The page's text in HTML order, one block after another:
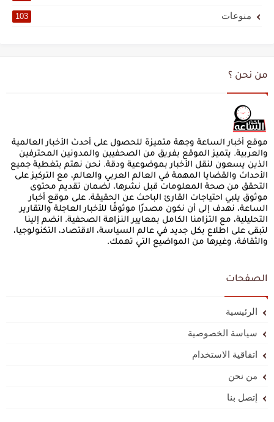
منوعات 103
من نحن ؟
موقع أخبار الساعة وجهة متميزة للحصول على أحدث الأخبار العالمية
والعربية. يتميز الموقع بفريق من الصحفيين والمدونين المحترفين
الذين يسعون لنقل الأخبار بموضوعية ودقة. نحن نهتم بتغطية جميع
الأحداث والقضايا المهمة في العالم العربي والعالم، مع التركيز على
التحقق من صحة المعلومات قبل نشرها، لضمان تقديم محتوى
موثوق يلبي احتياجات القارئ الباحث عن الحقيقة. على موقع أخبار
الساعة، نهدف إلى أن نكون مصدرًا موثوقًا للأخبار العاجلة والتقارير
التحليلية، مع التزامنا الكامل بمعايير النزاهة الصحفية. انضم إلينا
لتبقى على اطلاع بكل جديد في عالم السياسة، الاقتصاد، التكنولوجيا،
والثقافة، وغيرها من المواضيع التي تهمك.
الصفحات
الرئيسية
سياسة الخصوصية
اتفاقية الاستخدام
من نحن
إتصل بنا